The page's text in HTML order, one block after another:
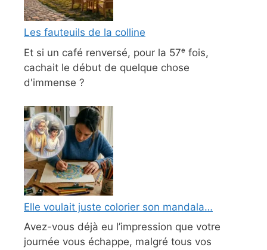
Les fauteuils de la colline
Et si un café renversé, pour la 57ᵉ fois,
cachait le début de quelque chose
d'immense ?
Elle voulait juste colorier son mandala…
Avez-vous déjà eu l’impression que votre
journée vous échappe, malgré tous vos